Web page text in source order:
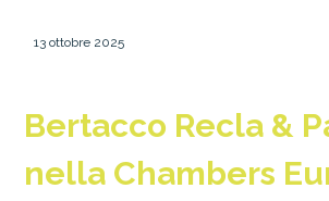
13 ottobre 2025
Bertacco Recla &
nella Chambers